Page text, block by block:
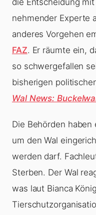
die Entscheidung
nehmender Experte
anderes Vorgehen
FAZ. Er räumte ein,
so schwergefallen
bisherigen
Wal News:
Die Behörden
um den Wal
werden darf.
Sterben. Der Wal
was laut Bianca